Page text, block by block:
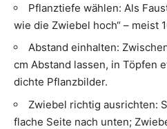
Pflanztiefe wählen: Als
wie die Zwiebel hoch“ – meist
Abstand einhalten:
cm Abstand lassen, in Töpfen
dichte Pflanzbilder.
Zwiebel richtig ausrichten:
flache Seite nach unten;